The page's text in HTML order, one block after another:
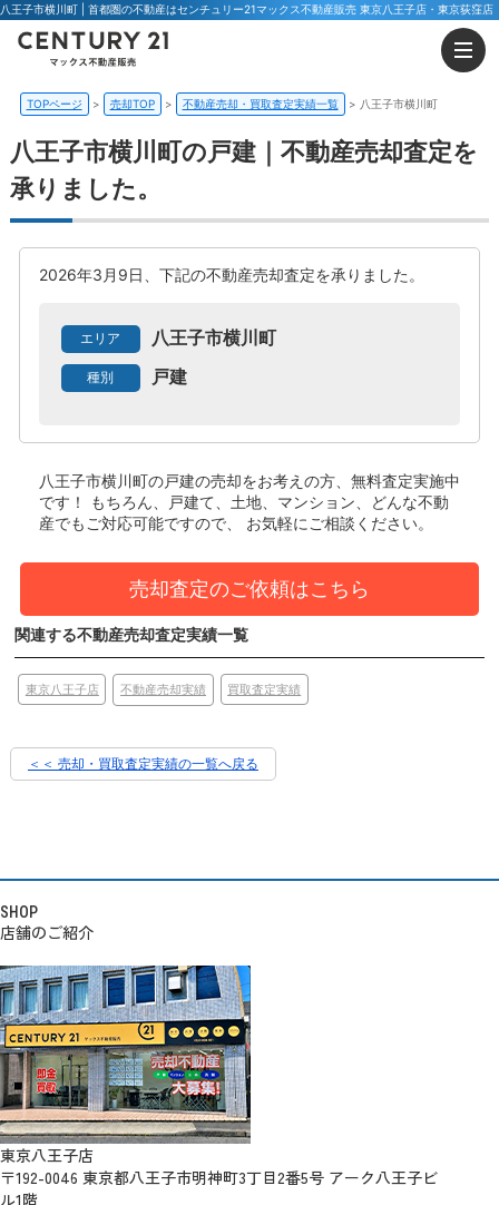
八王子市横川町 | 首都圏の不動産はセンチュリー21マックス不動産販売 東京八王子店・東京荻窪店
TOPページ 売却TOP 不動産売却・買取査定実績一覧 八王子市横川町
八王子市横川町の戸建｜不動産売却査定を
承りました。
2026年3月9日、下記の不動産売却査定を承りました。
エリア 八王子市横川町
種別 戸建
八王子市横川町の戸建の売却をお考えの方、無料査定実施中
です！
もちろん、戸建て、土地、マンション、どんな不動
産でもご対応可能ですので、 お気軽にご相談ください。
売却査定のご依頼はこちら
関連する不動産売却査定実績一覧
東京八王子店 不動産売却実績 買取査定実績
＜＜ 売却・買取査定実績の一覧へ戻る
SHOP
店舗のご紹介
東京八王子店
〒192-0046 東京都八王子市明神町3丁目2番5号 アーク八王子ビ
ル1階